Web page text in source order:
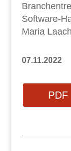
Software-
Maria
07.11.2022
PDF